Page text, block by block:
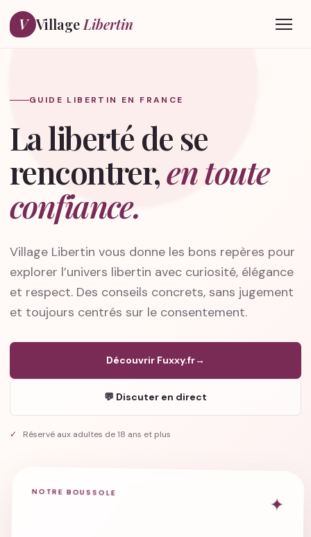
V Village Libertin
GUIDE LIBERTIN EN FRANCE
La liberté de se
rencontrer,en toute
confiance.
Village Libertin vous donne les bons repères pour
explorer l’univers libertin avec curiosité, élégance
et respect. Des conseils concrets, sans jugement
et toujours centrés sur le consentement.
Découvrir Fuxxy.fr→
💬 Discuter en direct
✓ Réservé aux adultes de 18 ans et plus
NOTRE BOUSSOLE
✦